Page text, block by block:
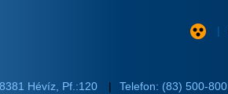
8381 Hévíz, Pf.:120
Telefon: (83) 500-800